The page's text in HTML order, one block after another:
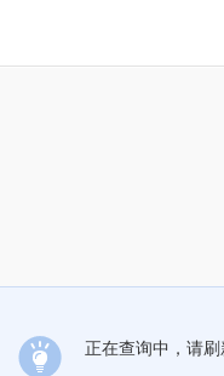
正在查询中，请